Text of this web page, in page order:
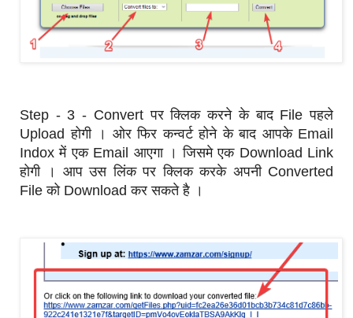
Step - 3 - Convert पर क्लिक करने के बाद File पहले
Upload होगी । ओर फिर कन्वर्ट होने के बाद आपके Email
Indox में एक Email आएगा । जिसमे एक Download Link
होगी । आप उस लिंक पर क्लिक करके अपनी Converted
File को Download कर सकते है ।